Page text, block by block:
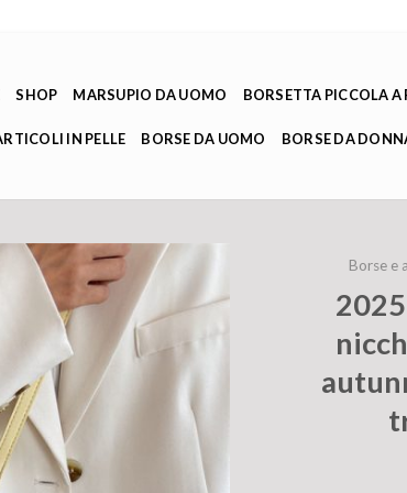
SHOP MARSUPIO DA UOMO BORSETTA PICCOLA
IN PELLE BORSE DA UOMO BORSE DA
Borse e